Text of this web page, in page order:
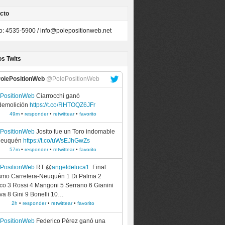
4535-5900 /info@polepositionweb.net
Twits
@PolePositionWeb
Ciarrocchi ganó
https://t.co/RHTOQZ6JFr
49m• responder• retwittear• favorito
Josito fue un Toro indomable
https://t.co/uWsEJhGwZs
57m• responder• retwittear• favorito
RT @angeldeluca1: Final:
Carretera-Neuquén 1 Di Palma 2
3 Rossi 4 Mangoni 5 Serrano 6 Gianini
8 Gini 9 Bonelli 10…
2h • responder• retwittear• favorito
Federico Pérez ganó una